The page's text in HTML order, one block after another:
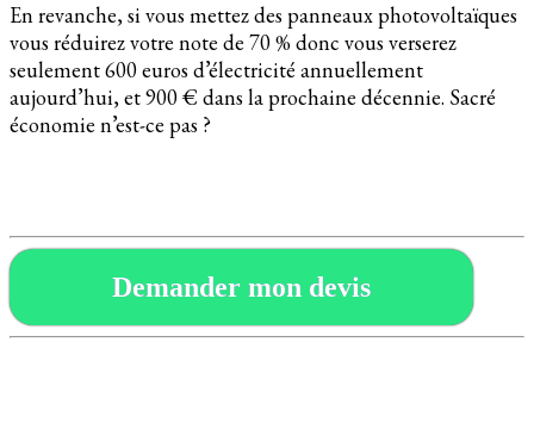
En revanche, si vous mettez des panneaux photovoltaïques
vous réduirez votre note de 70 % donc vous verserez
seulement 600 euros d’électricité annuellement
aujourd’hui, et 900 € dans la prochaine décennie. Sacré
économie n’est-ce pas ?
Demander mon devis